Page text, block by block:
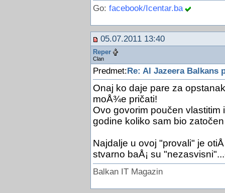
Go: facebook/Icentar.ba
05.07.2011 13:40
Reper
Clan
Predmet: Re: Al Jazeera Balkans
Onaj ko daje pare za
moÅ¾e pričati!
Ovo govorim poučen
godine koliko sam bio zatočen
Najdalje u ovoj "provali" je
stvarno baÅ¡ su
Balkan IT Magazin